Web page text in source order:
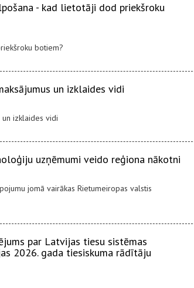
- kad lietotāji dod priekšroku
botiem?
un izklaides vidi
izklaides vidi
uzņēmumi veido reģiona nākotni
jomā vairākas Rietumeiropas valstis
par Latvijas tiesu sistēmas
2026. gada tiesiskuma rādītāju